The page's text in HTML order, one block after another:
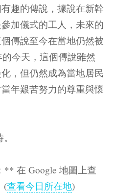
趣的傳說，據說在新幹
加儀式的工人，未來的
傳說至今在當地仍然被
今天，這個傳說雖然
，但仍然成為當地居民
年艱苦努力的尊重與懷
在 Google 地圖上查
(查看今日所在地)